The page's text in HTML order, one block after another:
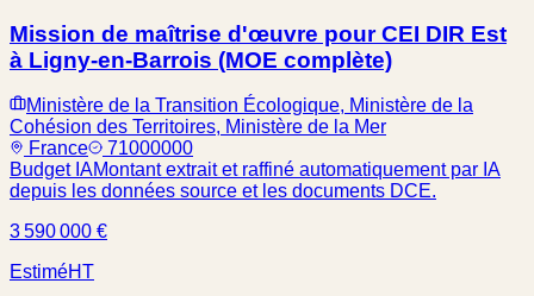
Mission de maîtrise d'œuvre pour CEI DIR Est
à Ligny-en-Barrois (MOE complète)
Ministère de la Transition Écologique, Ministère de la
Cohésion des Territoires, Ministère de la Mer
France
71000000
Budget IAMontant extrait et raffiné automatiquement par IA
depuis les données source et les documents DCE.
3 590 000 €
EstiméHT